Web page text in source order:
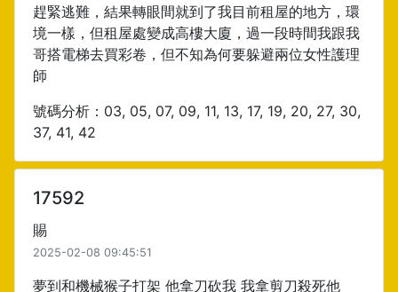
趕緊逃難，結果轉眼間就到了我目前租屋的地方，環
境一樣，但租屋處變成高樓大廈，過一段時間我跟我
哥搭電梯去買彩卷，但不知為何要躲避兩位女性護理
師
號碼分析：03, 05, 07, 09, 11, 13, 17, 19, 20, 27, 30,
37, 41, 42
17592
賜
2025-02-08 09:45:51
夢到和機械猴子打架 他拿刀砍我 我拿剪刀殺死他